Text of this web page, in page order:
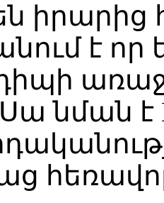
իրարից
է որ
նման է